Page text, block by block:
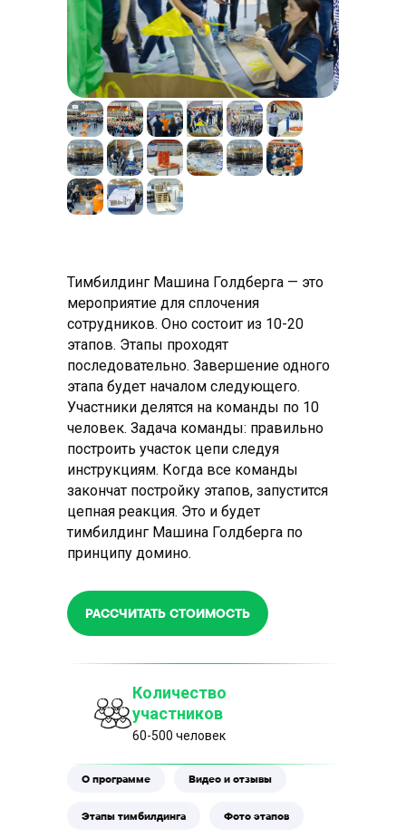
Тимбилдинг Машина Голдберга — это
мероприятие для сплочения
сотрудников. Оно состоит из 10-20
этапов. Этапы проходят
последовательно. Завершение одного
этапа будет началом следующего.
Участники делятся на команды по 10
человек. Задача команды: правильно
построить участок цепи следуя
инструкциям. Когда все команды
закончат постройку этапов, запустится
цепная реакция. Это и будет
тимбилдинг Машина Голдберга по
принципу домино.
РАССЧИТАТЬ СТОИМОСТЬ
Количество
участников
60-500 человек
О программе Видео и отзывы
Этапы тимбилдинга Фото этапов